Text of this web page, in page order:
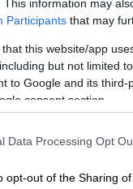
This information may
Participants that may
that this website/app
but not limited
to Google and its
consent section.
Data Processing Opt
opt-out of the Sharing